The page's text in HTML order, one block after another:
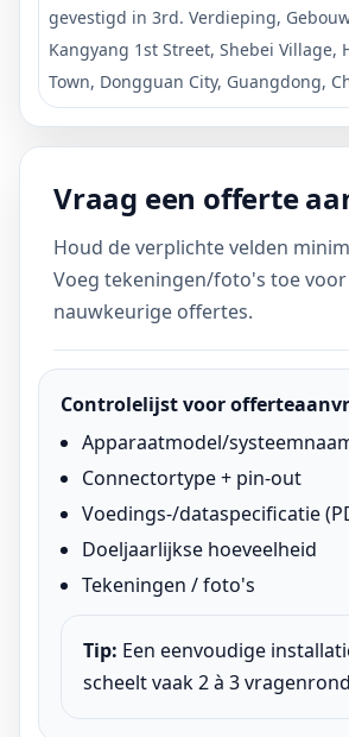
gevestigd in 3rd. Verdieping,
Kangyang 1st Street, Shebei Village,
Town, Dongguan City, Guangdong,
Vraag een offerte
Houd de verplichte velden
Voeg tekeningen/foto's toe voor
nauwkeurige offertes.
Controlelijst voor
Apparaatmodel/
Connectortype + pin-out
Voedings-/dataspecificatie
Doeljaarlijkse hoeveelheid
Tekeningen / foto's
Tip: Een eenvoudige
scheelt vaak 2 à 3